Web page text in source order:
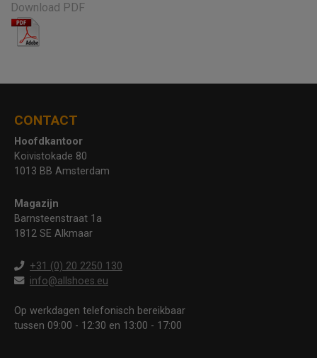
Download PDF
CONTACT
Hoofdkantoor
Koivistokade 80
1013 BB Amsterdam
Magazijn
Barnsteenstraat 1a
1812 SE Alkmaar
+31 (0) 20 2250 130
info@allshoes.eu
Op werkdagen telefonisch bereikbaar
tussen 09:00 - 12:30 en 13:00 - 17:00